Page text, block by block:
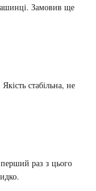
Замовив ще
стабільна, не
раз з цього